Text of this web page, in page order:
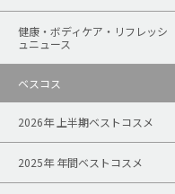
健康・ボディケア・リフレッシ
ュニュース
ベスコス
2026年 上半期ベストコスメ
2025年 年間ベストコスメ